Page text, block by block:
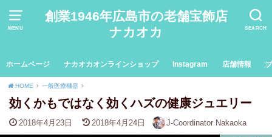
MENU SEARCH
創業1946年広島市の老舗宝飾店
ナカオカ
ホームページ ナカオカオンラインショップ Instagram 店舗情報
HOME 一般医療機器
効くかもではなく効くハズの健康ジュエリー
2018年4月23日 2018年4月24日 J-Coordinator Nakaoka